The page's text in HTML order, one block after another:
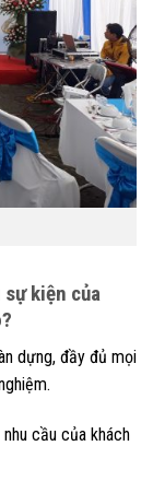
kiện của
dựng, đầy đủ mọi
cầu của khách